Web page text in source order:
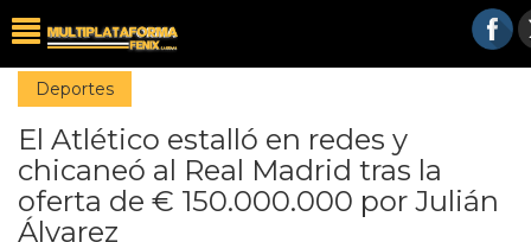
Deportes
El Atlético estalló en redes y
chicaneó al Real Madrid tras la
oferta de € 150.000.000 por Julián
Álvarez